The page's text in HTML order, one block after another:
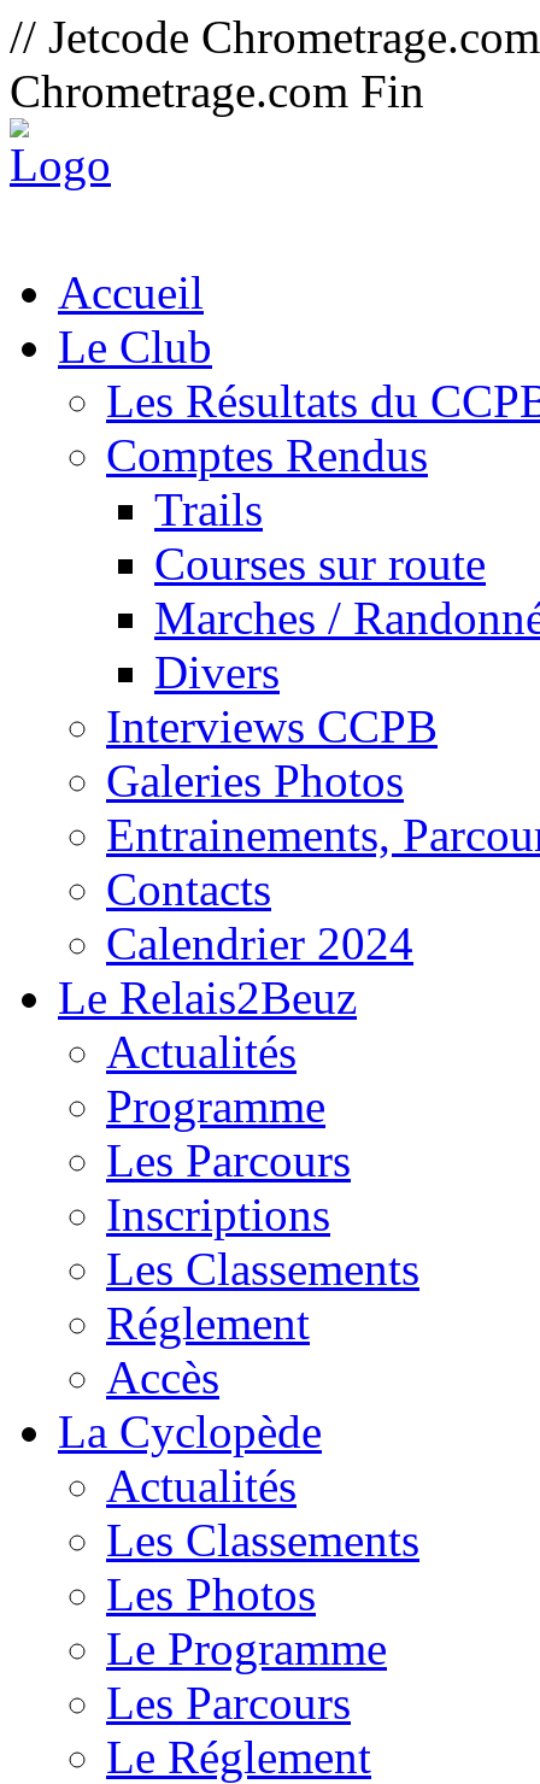
// Jetcode
Chrometrage.com Fin
Accueil
Le Club
Les Résultats du
Comptes Rendus
Trails
Courses sur route
Marches /
Divers
Interviews CCPB
Galeries Photos
Entrainements,
Contacts
Calendrier 2024
Le Relais2Beuz
Actualités
Programme
Les Parcours
Inscriptions
Les Classements
Réglement
Accès
La Cyclopède
Actualités
Les Classements
Les Photos
Le Programme
Les Parcours
Le Réglement